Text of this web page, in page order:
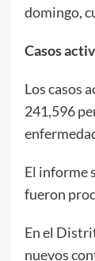
domingo,
Casos
Los casos
241,596
El informe
fueron
En el
nuevos